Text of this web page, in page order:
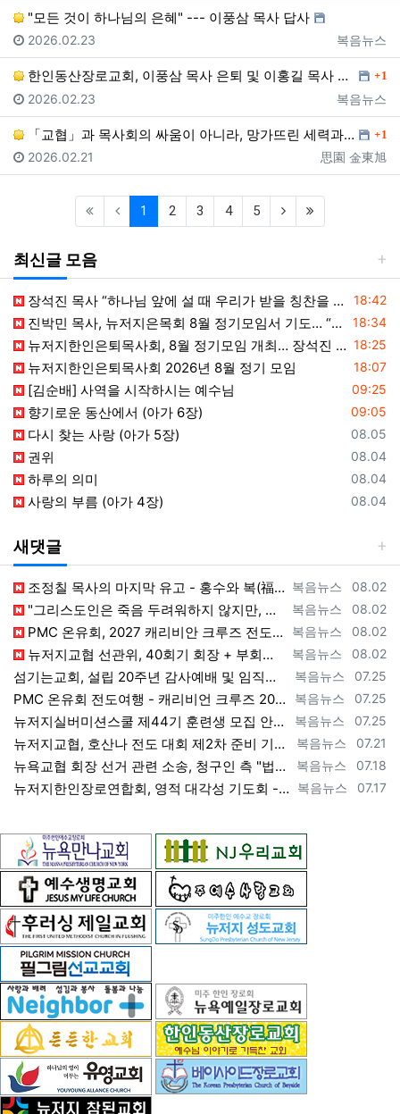
"모든 것이 하나님의 은혜" --- 이풍삼 목사 답사
등록자
복음뉴스
등록일
2026.02.23
한인동산장로교회, 이풍삼 목사 은퇴 및 이홍길 목사 위… 댓글
1
등록자
복음뉴스
등록일
2026.02.23
「교협」과 목사회의 싸움이 아니라, 망가뜨린 세력과 바… 댓글
1
등록자
思園 金東旭
등록일
2026.02.21
1 (current)
2 3 4 5 (next)
최신글 모음
등록일
18:42
장석진 목사 “하나님 앞에 설 때 우리가 받을 칭찬을 생각하라”
등록일
18:34
진박민 목사, 뉴저지은목회 8월 정기모임서 기도… “은목회 모든 순서 위에 하나님의 영광 나타나게 하소서”
등록일
18:25
뉴저지한인은퇴목사회, 8월 정기모임 개최… 장석진 목사 “우리가 받을 칭찬은?” 설교
등록일
18:07
뉴저지한인은퇴목사회 2026년 8월 정기 모임
등록일
09:25
[김순배] 사역을 시작하시는 예수님
등록일
09:05
향기로운 동산에서 (아가 6장)
등록일
08.05
다시 찾는 사랑 (아가 5장)
등록일
08.04
권위
등록일
08.04
하루의 의미
등록일
08.04
사랑의 부름 (아가 4장)
새댓글
등록자
복음뉴스 등록일
08.02
조정칠 목사의 마지막 유고 - 홍수와 복(福) 자(字) [2026년 8월 1일 토요일 자 뉴욕일보 기사] ==> https://www.bogeu…
등록자
복음뉴스 등록일
08.02
"그리스도인은 죽음 두려워하지 않지만, 살아 있는 동안 다른 사람의 유익 + 믿음의 진보 위해 살아야" [2026년 7월 31일 금요일 자 뉴욕…
등록자
복음뉴스 등록일
08.02
PMC 온유회, 2027 캐리비안 크루즈 전도여행 참가자 모집 [2026년 7월 31일 금요일 자 뉴욕일보 기사] ==> https://www.…
등록자
복음뉴스 등록일
08.02
뉴저지교협 선관위, 40회기 회장 + 부회장 등록 + 추천 절차 공고 --- 8월 28일 등록 마감, 9월 28일 선거 [2026년 7월 29일…
등록자
복음뉴스 등록일
07.25
섬기는교회, 설립 20주년 감사예배 및 임직식 --- "이제 더 힘차게 창공을 날자" [2026년 7월 25일 토요일 자 뉴욕일보 기사] ==>…
등록자
복음뉴스 등록일
07.25
PMC 온유회 전도여행 - 캐리비언 크루즈 2027 안내 ==> https://www.bogeumnews.com/gnu54/bbs/board.p…
등록자
복음뉴스 등록일
07.25
뉴저지실버미션스쿨 제44기 훈련생 모집 안내 ==> https://www.bogeumnews.com/gnu54/bbs/board.php?bo_t…
등록자
복음뉴스 등록일
07.21
뉴저지교협, 호산나 전도 대회 제2차 준비 기도회 --- "사람이 아니라 하나님께서 일하신다" [2026년 7월 21일 화요일 자 뉴욕일보 기사…
등록자
복음뉴스 등록일
07.18
뉴욕교협 회장 선거 관련 소송, 청구인 측 "법원 조속한 결정과 심리ㅜ 요청" [2026년 7월 18일 토요일 자 뉴욕일보 기사] ==> htt…
등록자
복음뉴스 등록일
07.17
뉴저지한인장로연합회, 영적 대각성 기도회 --- "우리의 기준은 하나님 말씀" [2026년 7월 17일 금요일 자 뉴욕일보 기사] ==> htt…